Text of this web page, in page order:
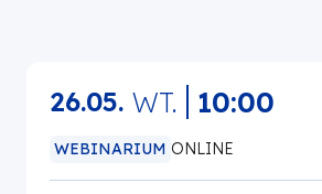
ograniczeniem
zanieczyszczeń
26.05. WT. 10:00
WEBINARIUM ONLINE